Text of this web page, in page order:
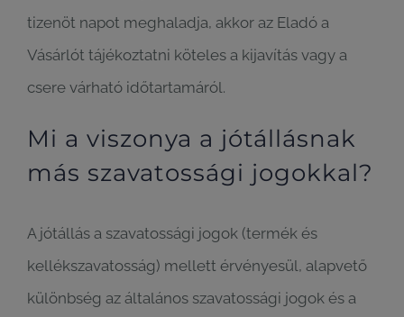
tizenöt napot meghaladja, akkor az Eladó a
Vásárlót tájékoztatni köteles a kijavítás vagy a
csere várható időtartamáról.
Mi a viszonya a jótállásnak
más szavatossági jogokkal?
A jótállás a szavatossági jogok (termék és
kellékszavatosság) mellett érvényesül, alapvető
különbség az általános szavatossági jogok és a